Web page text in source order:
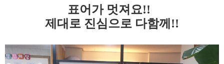
표어가 멋져요!!
제대로 진심으로 다함께!!